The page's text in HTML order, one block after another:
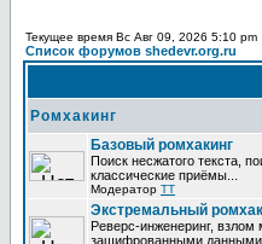
Текущее время Вс Авг 09, 2026 5:10 pm
Список форумов shedevr.org.ru
Ромхакинг
Базовый ромхакинг
Поиск несжатого текста,
классические приёмы...
Модератор TT
Экстремальный
Реверс-инженеринг,
зашифрованными